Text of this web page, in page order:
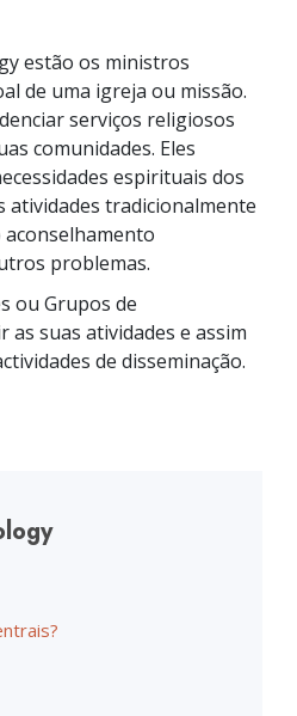
A Verdade sobre as Drogas
Unidos para os Direitos Humanos
Comissão dos Cidadãos para os
Direitos Humanos
Ministros Voluntários de Scientology
estão os ministros
de uma igreja ou missão.
serviços religiosos
comunidades. Eles
espirituais dos
atividades tradicionalmente
aconselhamento
problemas.
ou Grupos de
as suas atividades e assim
de disseminação.